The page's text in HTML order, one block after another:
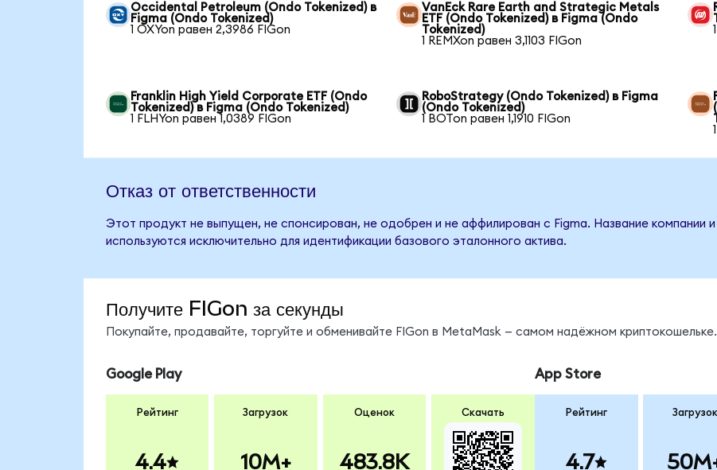
Occidental Petroleum (Ondo Tokenized) в
Figma (Ondo Tokenized)
1 OXYon равен 2,3986 FIGon
VanEck Rare Earth and Strategic Metals
ETF (Ondo Tokenized) в Figma (Ondo
Tokenized)
1 REMXon равен 3,1103 FIGon
Franklin High Yield Corporate ETF (Ondo
Tokenized) в Figma (Ondo Tokenized)
1 FLHYon равен 1,0389 FIGon
RoboStrategy (Ondo Tokenized) в Figma
(Ondo Tokenized)
1 BOTon равен 1,1910 FIGon
Отказ от ответственности
Этот продукт не выпущен, не спонсирован, не одобрен и не аффилирован с Figma. Название компании
используются исключительно для идентификации базового эталонного актива.
Получите FIGon за секунды
Покупайте, продавайте, торгуйте и обменивайте FIGon в MetaMask — самом надёжном криптокошельке.
Google Play
Рейтинг
4.4
Загрузок
10M+
Оценок
483.8K
Скачать
App Store
Рейтинг
4.7
Загрузок